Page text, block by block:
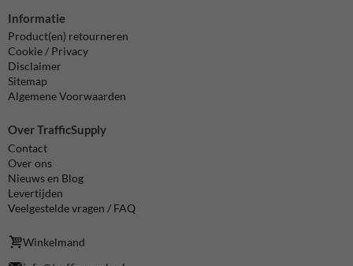
Informatie
Product(en) retourneren
Cookie / Privacy
Disclaimer
Sitemap
Algemene Voorwaarden
Over TrafficSupply
Contact
Over ons
Nieuws en Blog
Levertijden
Veelgestelde vragen / FAQ
Winkelmand